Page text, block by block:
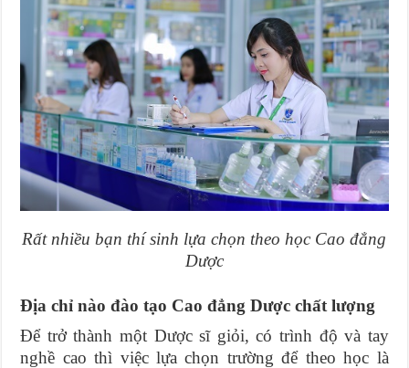
Rất nhiều bạn thí sinh lựa chọn theo học Cao đẳng
Dược
Địa chỉ nào đào tạo Cao đẳng Dược chất lượng
Để trở thành một Dược sĩ giỏi, có trình độ và tay
nghề cao thì việc lựa chọn trường để theo học là